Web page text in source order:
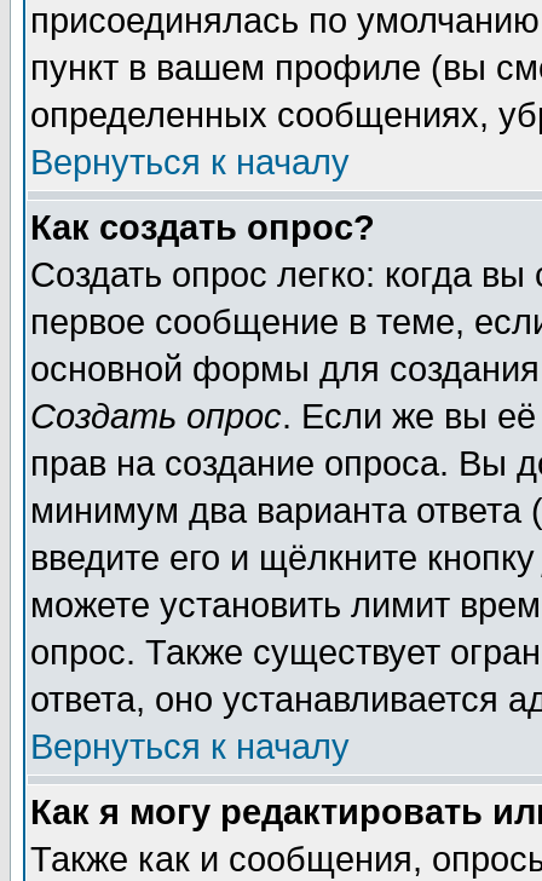
присоединялась по
пункт в вашем профиле (вы
определенных сообщениях,
Вернуться к началу
Как создать опрос?
Создать опрос легко: когда
первое сообщение в теме,
основной формы для
Создать опрос. Если же вы её
прав на создание опроса. Вы
минимум два варианта ответа
введите его и щёлкните
можете установить лимит
опрос. Также существует
ответа, оно устанавливается
Вернуться к началу
Как я могу редактировать
Также как и сообщения,